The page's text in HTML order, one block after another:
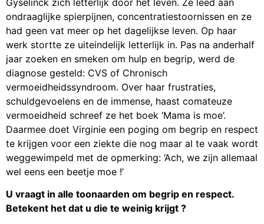
Gyselinck zich letterlijk door het leven. Ze leed aan
ondraaglijke spierpijnen, concentratiestoornissen en ze
had geen vat meer op het dagelijkse leven. Op haar
werk stortte ze uiteindelijk letterlijk in. Pas na anderhalf
jaar zoeken en smeken om hulp en begrip, werd de
diagnose gesteld: CVS of Chronisch
vermoeidheidssyndroom. Over haar frustraties,
schuldgevoelens en de immense, haast comateuze
vermoeidheid schreef ze het boek ‘Mama is moe’.
Daarmee doet Virginie een poging om begrip en respect
te krijgen voor een ziekte die nog maar al te vaak wordt
weggewimpeld met de opmerking: ‘Ach, we zijn allemaal
wel eens een beetje moe !’
U vraagt in alle toonaarden om begrip en respect.
Betekent het dat u die te weinig krijgt ?